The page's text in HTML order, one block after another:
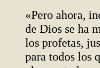
«Pero ahora,
de Dios se ha
los profetas,
para todos los